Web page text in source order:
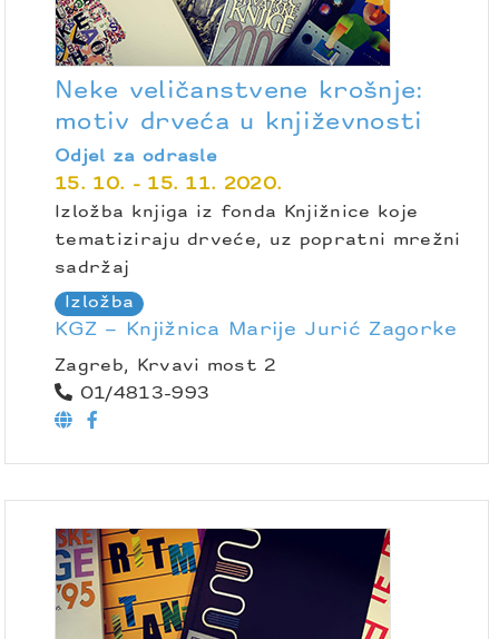
Neke veličanstvene krošnje:
motiv drveća u književnosti
Odjel za odrasle
15. 10. - 15. 11. 2020.
Izložba knjiga iz fonda Knjižnice koje
tematiziraju drveće, uz popratni mrežni
sadržaj
Izložba
KGZ – Knjižnica Marije Jurić Zagorke
Zagreb, Krvavi most 2
01/4813-993